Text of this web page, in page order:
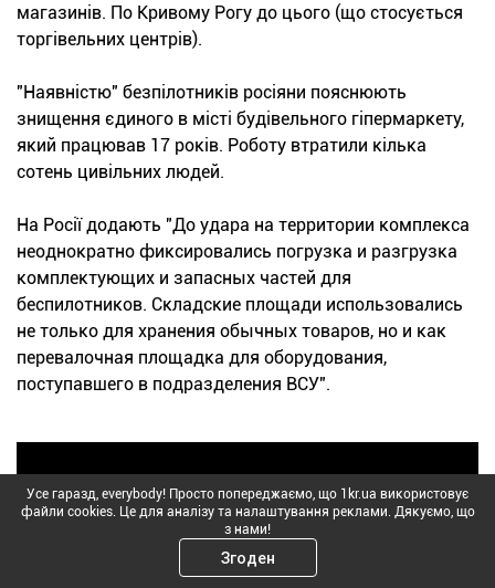
магазинів. По Кривому Рогу до цього (що стосується
торгівельних центрів).
"Наявністю" безпілотників росіяни пояснюють
знищення єдиного в місті будівельного гіпермаркету,
який працював 17 років. Роботу втратили кілька
сотень цивільних людей.
На Росії додають "До удара на территории комплекса
неоднократно фиксировались погрузка и разгрузка
комплектующих и запасных частей для
беспилотников. Складские площади использовались
не только для хранения обычных товаров, но и как
перевалочная площадка для оборудования,
поступавшего в подразделения ВСУ".
Усе гаразд, everybody! Просто попереджаємо, що 1kr.ua використовує
файли cookies. Це для аналізу та налаштування реклами. Дякуємо, що
з нами!
Згоден